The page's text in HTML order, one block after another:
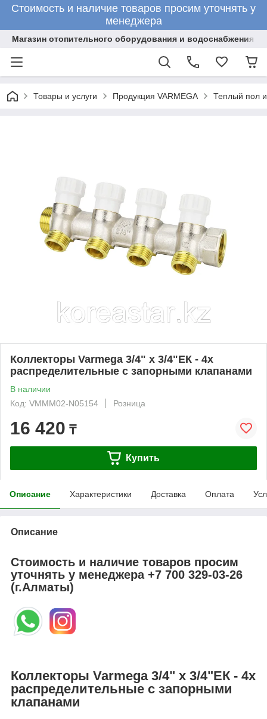
Стоимость и наличие товаров просим уточнять у
менеджера
Магазин отопительного оборудования и водоснабжения
Товары и услуги Продукция VARMEGA Теплый пол
Коллекторы Varmega 3/4" х 3/4"ЕК - 4х
распределительные с запорными клапанами
В наличии
Код: VMMM02-N05154
Розница
16 420 ₸
Купить
Описание Характеристики Доставка Оплата
Описание
Стоимость и наличие товаров просим
уточнять у менеджера+7 700 329-03-26
(г.Алматы)
Коллекторы Varmega 3/4" х 3/4"ЕК - 4х
распределительные с запорными
клапанами